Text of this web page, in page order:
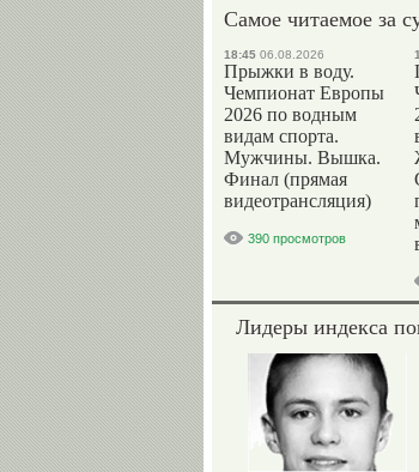
Самое читаемое за
18:45 06.08.2026
Прыжки в воду.
Чемпионат Европы
2026 по водным
видам спорта.
Мужчины. Вышка.
Финал (прямая
видеотрансляция)
390 просмотров
Лидеры индекса